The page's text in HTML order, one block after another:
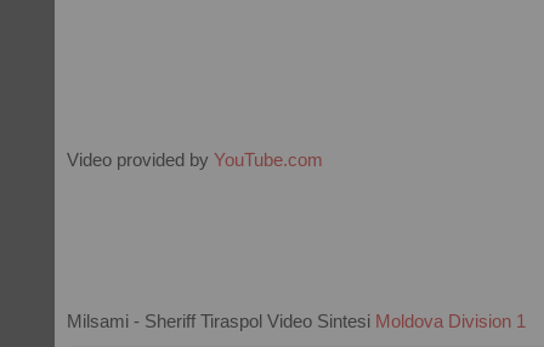
Video provided by YouTube.com
Milsami - Sheriff Tiraspol Video Sintesi Moldova Division 1